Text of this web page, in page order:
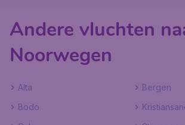
Andere vluchten
Noorwegen
Alta
Bergen
Bodo